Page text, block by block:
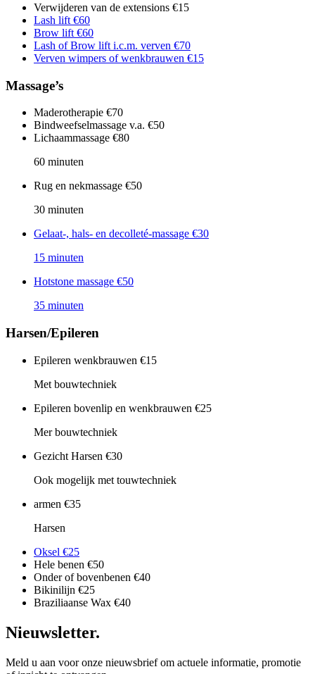
Verwijderen van de extensions €15
Lash lift €60
Brow lift €60
Lash of Brow lift i.c.m. verven €70
Verven wimpers of wenkbrauwen €15
Massage’s
Maderotherapie €70
Bindweefselmassage v.a. €50
Lichaammassage €80
60 minuten
Rug en nekmassage €50
30 minuten
Gelaat-, hals- en decolleté-massage €30
15 minuten
Hotstone massage €50
35 minuten
Harsen/Epileren
Epileren wenkbrauwen €15
Met bouwtechniek
Epileren bovenlip en wenkbrauwen €25
Mer bouwtechniek
Gezicht Harsen €30
Ook mogelijk met touwtechniek
armen €35
Harsen
Oksel €25
Hele benen €50
Onder of bovenbenen €40
Bikinilijn €25
Braziliaanse Wax €40
Nieuwsletter.
Meld u aan voor onze nieuwsbrief om actuele informatie, promotie